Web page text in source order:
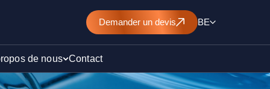
Demander un devis BE
de nous Contact